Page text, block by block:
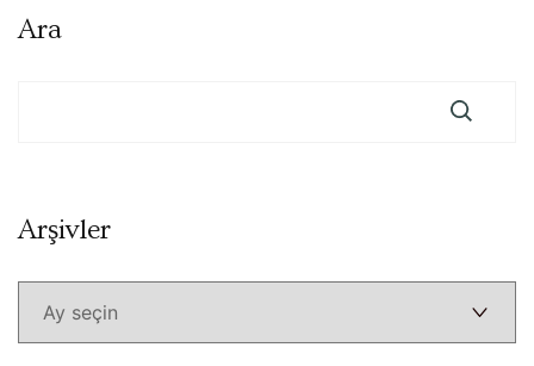
Ara
ArşivlerArşivler